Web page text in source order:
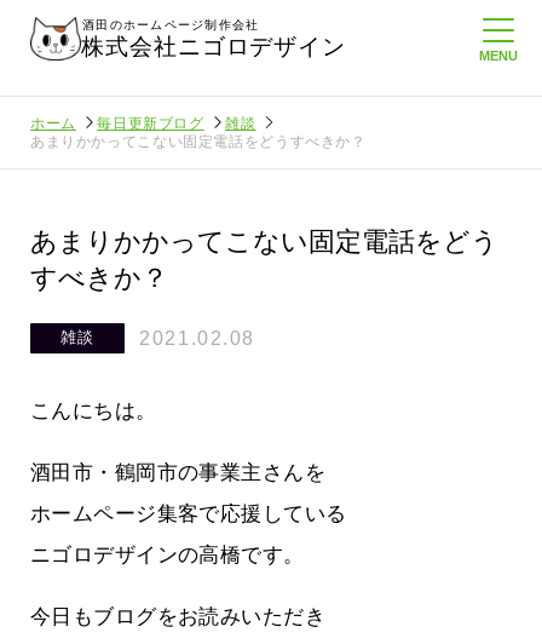
酒田のホームページ制作会社
株式会社ニゴロデザイン
ホーム 毎日更新ブログ
雑談
あまりかかってこない固定電話をどうすべきか？
あまりかかってこない固定電話をどう
すべきか？
雑談 2021.02.08
こんにちは。
酒田市・鶴岡市の事業主さんを
ホームページ集客で応援している
ニゴロデザインの高橋です。
今日もブログをお読みいただき
負けない
立ちたい
メンタルに来る～！想定してたより利
益が残らない仕事になってしまって
た…